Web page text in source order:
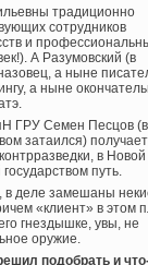
традиционно
сотрудников
и
А Разумовский (в
а ныне
а ныне
ГРУ Семен Песцов
затаился)
в Новой
путь.
в деле замешаны
«клиент» в этом
гнездышке, увы, не
оружие.
подобрать и